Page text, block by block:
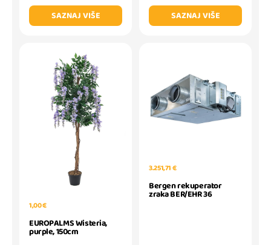
SAZNAJ VIŠE
SAZNAJ VIŠE
1,00 €
EUROPALMS Wisteria,
purple, 150cm
3.251,71 €
Bergen rekuperator
zraka BER/EHR 36